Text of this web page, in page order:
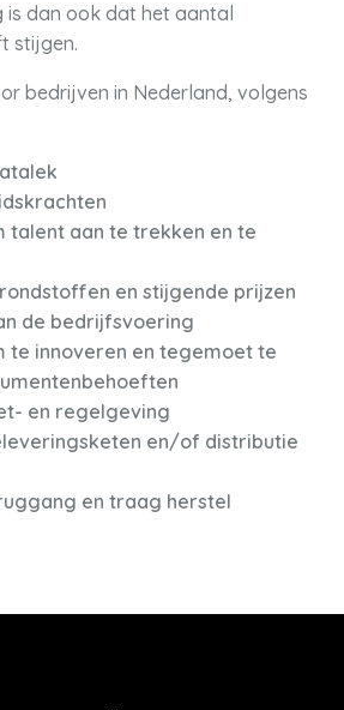
is dan ook dat het aantal
stijgen.
bedrijven in Nederland, volgens
talent aan te trekken en te
en stijgende prijzen
de bedrijfsvoering
te innoveren en tegemoet te
en regelgeving
en/of distributie
en traag herstel